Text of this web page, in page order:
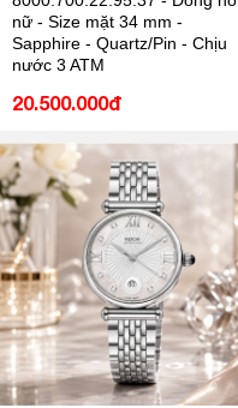
nữ - Size mặt 34 mm -
Sapphire - Quartz/Pin - Chịu
nước 3 ATM
20.500.000đ